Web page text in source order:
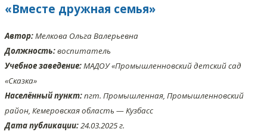
«Вместе дружная семья»
Автор:Мелкова Ольга Валерьевна
Должность:воспитатель
Учебное заведение:МАДОУ «Промышленновский детский сад
«Сказка»
Населённый пункт:пгт. Промышленная, Промышленновский
район, Кемеровская область — Кузбасс
Дата публикации:24.03.2025 г.